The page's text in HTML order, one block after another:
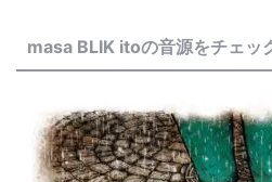
masa BLIK itoの音源をチェッ